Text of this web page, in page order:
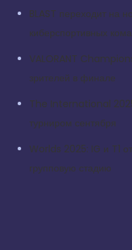
BLAST переходит на
киберспортивных
VALORANT
зрителей в финале
The International
турниром сентября
Worlds 2025: IG и T1
групповую стадию